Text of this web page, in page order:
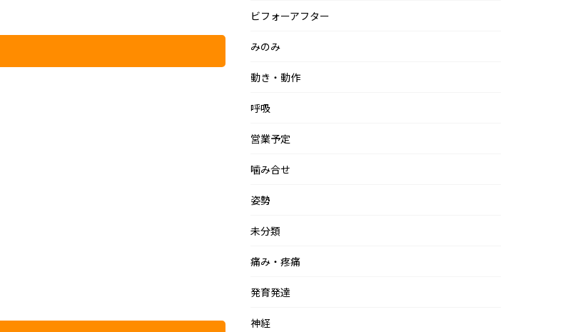
ビフォーアフター
みのみ
動き・動作
呼吸
営業予定
噛み合せ
姿勢
未分類
痛み・疼痛
発育発達
神経